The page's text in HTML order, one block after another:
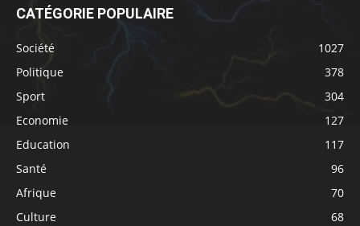
CATÉGORIE POPULAIRE
Société
1027
Politique
378
Sport
304
Economie
127
Education
117
Santé
96
Afrique
70
Culture
68